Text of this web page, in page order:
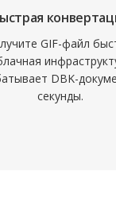
GIF-файл
DBK-
секунды.